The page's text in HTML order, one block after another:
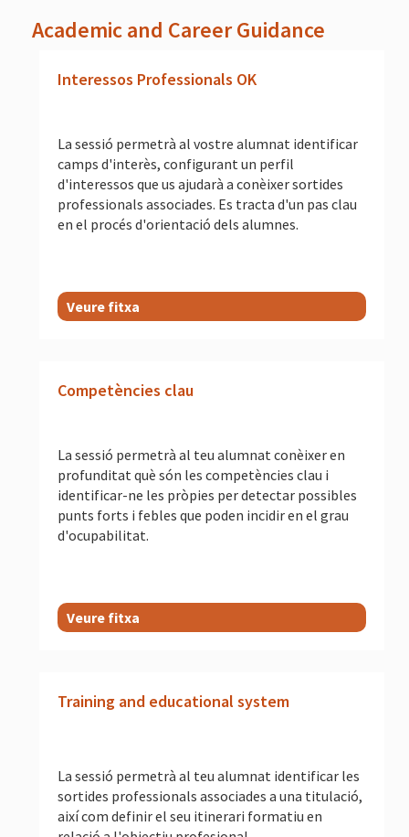
Academic and Career Guidance
Interessos Professionals OK
La sessió permetrà al vostre alumnat identificar
camps d'interès, configurant un perfil
d'interessos que us ajudarà a conèixer sortides
professionals associades. Es tracta d'un pas clau
en el procés d'orientació dels alumnes.
Veure fitxa
Competències clau
La sessió permetrà al teu alumnat conèixer en
profunditat què són les competències clau i
identificar-ne les pròpies per detectar possibles
punts forts i febles que poden incidir en el grau
d'ocupabilitat.
Veure fitxa
Training and educational system
La sessió permetrà al teu alumnat identificar les
sortides professionals associades a una titulació,
així com definir el seu itinerari formatiu en